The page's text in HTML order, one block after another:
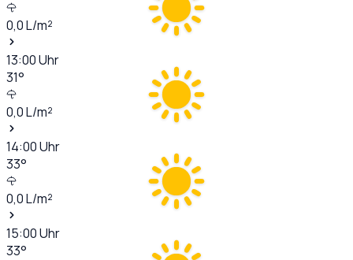
0,0L/m²
13:00Uhr
31°
0,0L/m²
14:00Uhr
33°
0,0L/m²
15:00Uhr
33°